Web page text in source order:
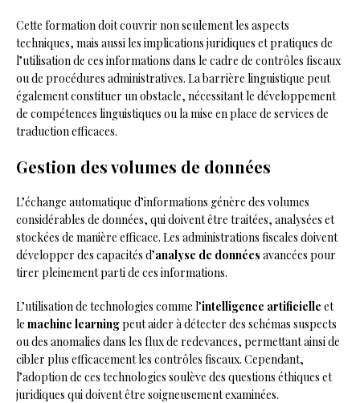
Cette formation doit couvrir non seulement les aspects
techniques, mais aussi les implications juridiques et pratiques de
l’utilisation de ces informations dans le cadre de contrôles fiscaux
ou de procédures administratives. La barrière linguistique peut
également constituer un obstacle, nécessitant le développement
de compétences linguistiques ou la mise en place de services de
traduction efficaces.
Gestion des volumes de données
L’échange automatique d’informations génère des volumes
considérables de données, qui doivent être traitées, analysées et
stockées de manière efficace. Les administrations fiscales doivent
développer des capacités d’analyse de données avancées pour
tirer pleinement parti de ces informations.
L’utilisation de technologies comme l’intelligence artificielle et
le machine learningpeut aider à détecter des schémas suspects
ou des anomalies dans les flux de redevances, permettant ainsi de
cibler plus efficacement les contrôles fiscaux. Cependant,
l’adoption de ces technologies soulève des questions éthiques et
juridiques qui doivent être soigneusement examinées.